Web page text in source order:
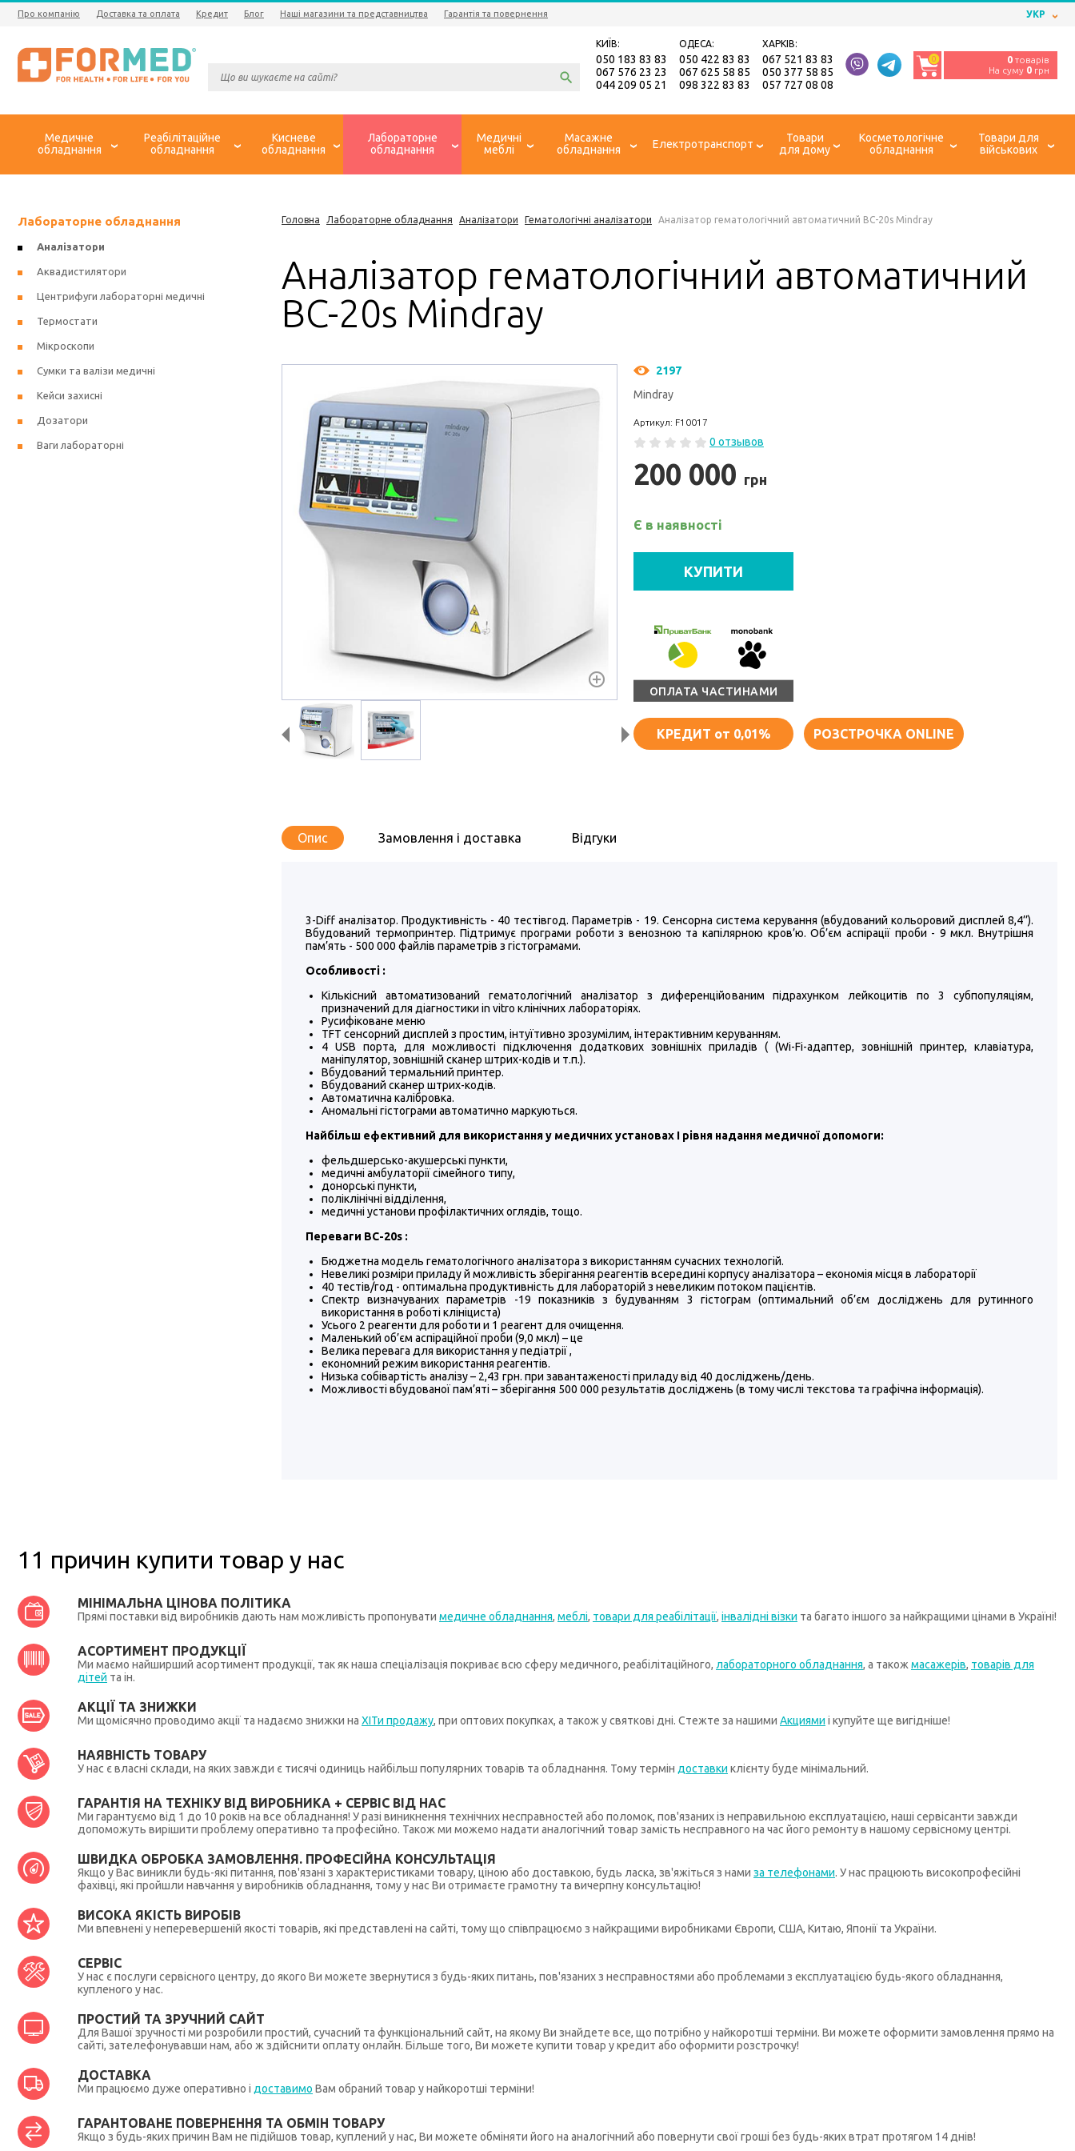
Про компанію Доставка та оплата Кредит Блог Наші магазини та представництва Гарантія та повернення УКР
КИЇВ:
050 183 83 83
067 576 23 23
044 209 05 21
ОДЕСА:
050 422 83 83
067 625 58 85
098 322 83 83
ХАРКІВ:
067 521 83 83
050 377 58 85
057 727 08 08
0 0 товарів
На суму 0 грн
Медичне
обладнання
Реабілітаційне
обладнання
Кисневе
обладнання
Лабораторне
обладнання
Медичні
меблі
Масажне
обладнання
Електротранспорт
Товари
для дому
Косметологічне
обладнання
Товари для
військових
Головна Лабораторне обладнання Аналізатори Гематологічні аналізатори Аналізатор гематологічний автоматичний BC-20s Mindray
Аналізатор гематологічний автоматичний
BC-20s Mindray
2197
Mindray
Артикул: F10017
0 отзывов
200 000 грн
Є в наявності
КУПИТИ
ОПЛАТА ЧАСТИНАМИ
КРЕДИТ от 0,01% РОЗСТРОЧКА ONLINE
Опис Замовлення і доставка Відгуки
3-Diff аналізатор. Продуктивність - 40 тестівгод. Параметрів - 19. Сенсорна система керування (вбудований кольоровий дисплей 8,4’’).
Вбудований термопринтер. Підтримує програми роботи з венозною та капілярною кров’ю. Об’єм аспірації проби - 9 мкл. Внутрішня
пам’ять - 500 000 файлів параметрів з гістограмами.
Особливості :
Кількісний автоматизований гематологічний аналізатор з диференційованим підрахунком лейкоцитів по 3 субпопуляціям,
призначений для діагностики in vitro клінічних лабораторіях.
Русифіковане меню
TFT сенсорний дисплей з простим, інтуїтивно зрозумілим, інтерактивним керуванням.
4 USB порта, для можливості підключення додаткових зовнішніх приладів ( (Wi-Fi-адаптер, зовнішній принтер, клавіатура,
маніпулятор, зовнішній сканер штрих-кодів и т.п.).
Вбудований термальний принтер.
Вбудований сканер штрих-кодів.
Автоматична калібровка.
Аномальні гістограми автоматично маркуються.
Найбільш ефективний для використання у медичних установах І рівня надання медичної допомоги:
фельдшерсько-акушерські пункти,
медичні амбулаторії сімейного типу,
донорські пункти,
поліклінічні відділення,
медичні установи профілактичних оглядів, тощо.
Переваги BC-20s :
Бюджетна модель гематологічного аналізатора з використанням сучасних технологій.
Невеликі розміри приладу й можливість зберігання реагентів всередині корпусу аналізатора – економія місця в лабораторії
40 тестів/год - оптимальна продуктивність для лабораторій з невеликим потоком пацієнтів.
Спектр визначуваних параметрів -19 показників з будуванням 3 гістограм (оптимальний об’єм досліджень для рутинного
використання в роботі клініциста)
Усього 2 реагенти для роботи и 1 реагент для очищення.
Маленький об’єм аспіраційної проби (9,0 мкл) – це
Велика перевага для використання у педіатрії ,
економний режим використання реагентів.
Низька собівартість аналізу – 2,43 грн. при завантаженості приладу від 40 досліджень/день.
Можливості вбудованої пам’яті – зберігання 500 000 результатів досліджень (в тому числі текстова та графічна інформація).
Лабораторне обладнання
Аналізатори
Аквадистилятори
Центрифуги лабораторні медичні
Термостати
Мікроскопи
Сумки та валізи медичні
Кейси захисні
Дозатори
Ваги лабораторні
11 причин купити товар у нас
МІНІМАЛЬНА ЦІНОВА ПОЛІТИКА
Прямі поставки від виробників дають нам можливість пропонувати медичне обладнання, меблі, товари для реабілітації, інвалідні візки та багато іншого за найкращими цінами в Україні!
АСОРТИМЕНТ ПРОДУКЦІЇ
Ми маємо найширший асортимент продукції, так як наша спеціалізація покриває всю сферу медичного, реабілітаційного, лабораторного обладнання, а такожмасажерів, товарів для
дітей та ін.
АКЦІЇ ТА ЗНИЖКИ
Ми щомісячно проводимо акції та надаємо знижки на ХІТи продажу, при оптових покупках, а також у святкові дні. Стежте за нашими Акциями і купуйте ще вигідніше!
НАЯВНІСТЬ ТОВАРУ
У нас є власні склади, на яких завжди є тисячі одиниць найбільш популярних товарів та обладнання. Тому термін доставки клієнту буде мінімальний.
ГАРАНТІЯ НА ТЕХНІКУ ВІД ВИРОБНИКА + СЕРВІС ВІД НАС
Ми гарантуємо від 1 до 10 років на все обладнання! У разі виникнення технічних несправностей або поломок, пов'язаних із неправильною експлуатацією, наші сервісанти завжди
допоможуть вирішити проблему оперативно та професійно. Також ми можемо надати аналогічний товар замість несправного на час його ремонту в нашому сервісному центрі.
ШВИДКА ОБРОБКА ЗАМОВЛЕННЯ. ПРОФЕСІЙНА КОНСУЛЬТАЦІЯ
Якщо у Вас виникли будь-які питання, пов'язані з характеристиками товару, ціною або доставкою, будь ласка, зв'яжіться з нами за телефонами. У нас працюють високопрофесійні
фахівці, які пройшли навчання у виробників обладнання, тому у нас Ви отримаєте грамотну та вичерпну консультацію!
ВИСОКА ЯКІСТЬ ВИРОБІВ
Ми впевнені у неперевершеній якості товарів, які представлені на сайті, тому що співпрацюємо з найкращими виробниками Європи, США, Китаю, Японії та України.
СЕРВІС
У нас є послуги сервісного центру, до якого Ви можете звернутися з будь-яких питань, пов'язаних з несправностями або проблемами з експлуатацією будь-якого обладнання,
купленого у нас.
ПРОСТИЙ ТА ЗРУЧНИЙ САЙТ
Для Вашої зручності ми розробили простий, сучасний та функціональний сайт, на якому Ви знайдете все, що потрібно у найкоротші терміни. Ви можете оформити замовлення прямо на
сайті, зателефонувавши нам, або ж здійснити оплату онлайн. Більше того, Ви можете купити товар у кредит або оформити розстрочку!
ДОСТАВКА
Ми працюємо дуже оперативно і доставимо Вам обраний товар у найкоротші терміни!
ГАРАНТОВАНЕ ПОВЕРНЕННЯ ТА ОБМІН ТОВАРУ
Якщо з будь-яких причин Вам не підійшов товар, куплений у нас, Ви можете обміняти його на аналогічний або повернути свої гроші без будь-яких втрат протягом 14 днів!